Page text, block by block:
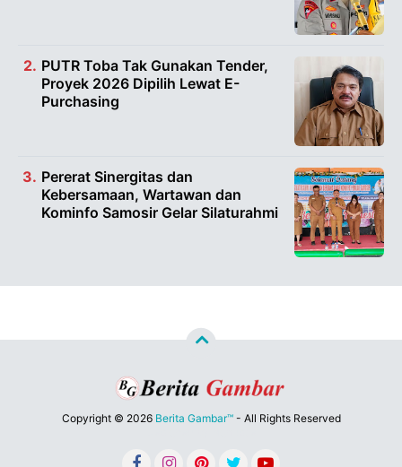
PUTR Toba Tak Gunakan Tender,
Proyek 2026 Dipilih Lewat E-
Purchasing
Pererat Sinergitas dan
Kebersamaan, Wartawan dan
Kominfo Samosir Gelar Silaturahmi
Copyright © 2026 Berita Gambar™- All Rights Reserved